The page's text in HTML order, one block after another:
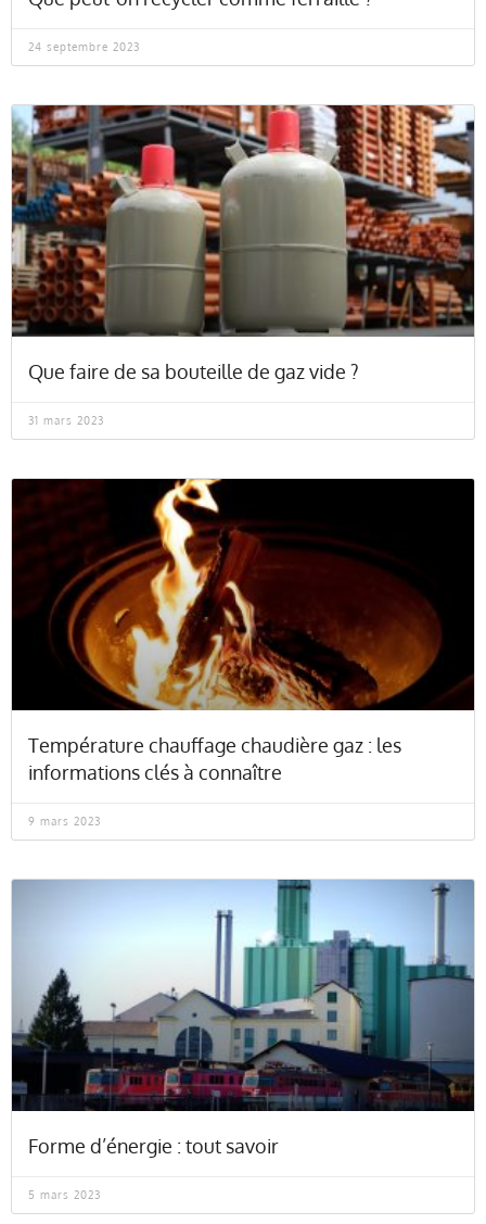
24 septembre 2023
Que faire de sa bouteille de gaz vide ?
31 mars 2023
Température chauffage chaudière gaz : les
informations clés à connaître
9 mars 2023
Forme d’énergie : tout savoir
5 mars 2023